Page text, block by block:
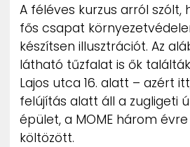
A féléves kurzus arról szólt,
fős csapat
készítsen illusztrációt. Az
látható tűzfalat is ők
Lajos utca 16. alatt – azért
felújítás alatt áll a zugligeti
épület, a MOME három
költözött.